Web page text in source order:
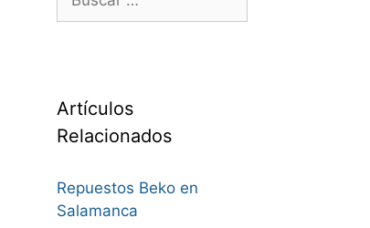
Artículos
Relacionados
Repuestos Beko en
Salamanca